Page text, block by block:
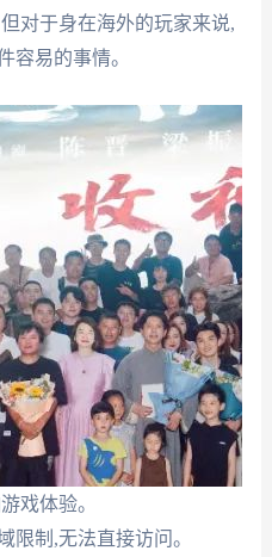
对于身在海外的玩家来说,
容易的事情。
戏体验。
限制,无法直接访问。